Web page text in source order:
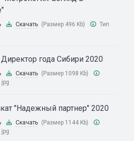
Скачать (Размер 496 Kb)
Тип
года Сибири 2020
Скачать (Размер 1098 Kb)
jpg
"Надежный партнер" 2020
Скачать (Размер 1144 Kb)
jpg